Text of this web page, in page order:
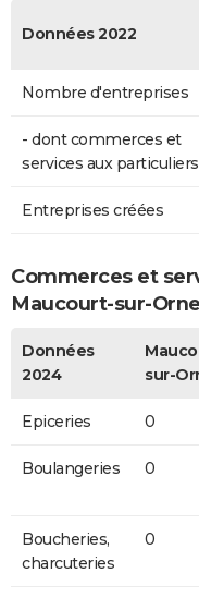
Données 2022
Nombre d'entreprises
- dont commerces et
services aux particuliers
Entreprises créées
Commerces et
Maucourt-sur-Orne
Données
2024
sur-
Epiceries 0
Boulangeries 0
Boucheries,
charcuteries
0